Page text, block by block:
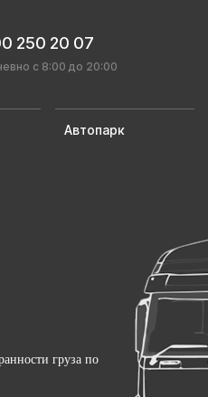
250 20 07
с 8:00 до 20:00
Автопарк
груза по